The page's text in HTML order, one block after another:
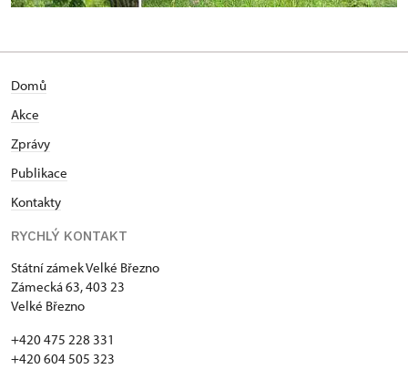
Domů
Akce
Zprávy
Publikace
Kontakty
RYCHLÝ KONTAKT
Státní zámek Velké Březno
Zámecká 63, 403 23
Velké Březno
+420 475 228 331
+420 604 505 323